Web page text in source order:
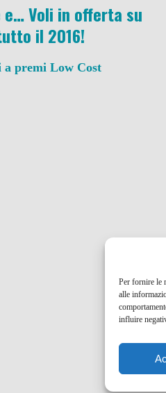
Per fornire le
alle
influire
e… Voli in offerta su
il 2016!
a premi Low Cost